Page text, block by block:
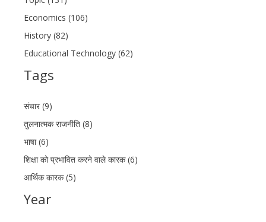
Economics (106)
History (82)
Educational Technology (62)
Tags
संचार (9)
तुलनात्मक राजनीति (8)
भाषा (6)
शिक्षा को प्रभावित करने वाले कारक (6)
आर्थिक कारक (5)
Year